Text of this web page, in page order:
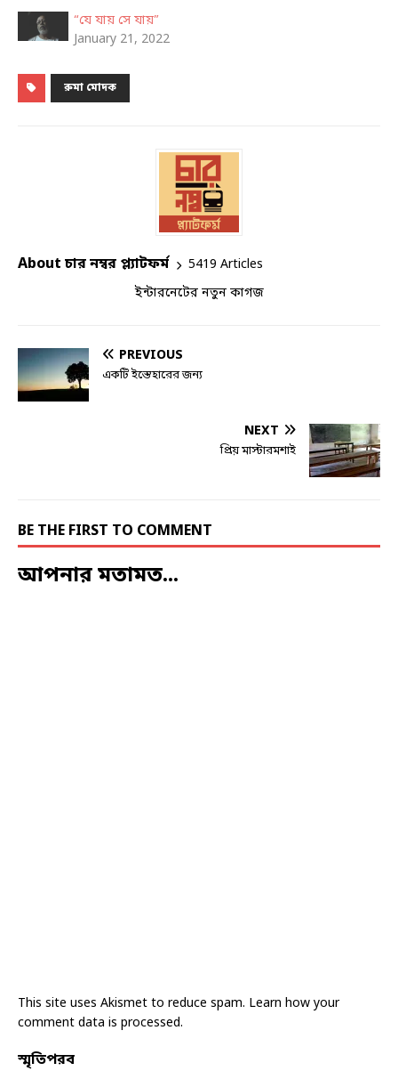
“যে যায় সে যায়”
January 21, 2022
রুমা মোদক
About চার নম্বর প্ল্যাটফর্ম
5419 Articles
ইন্টারনেটের নতুন কাগজ
PREVIOUS
একটি ইস্তেহারের জন্য
NEXT
প্রিয় মাস্টারমশাই
BE THE FIRST TO COMMENT
আপনার মতামত...
This site uses Akismet to reduce spam. Learn how your
comment data is processed.
স্মৃতিপরব